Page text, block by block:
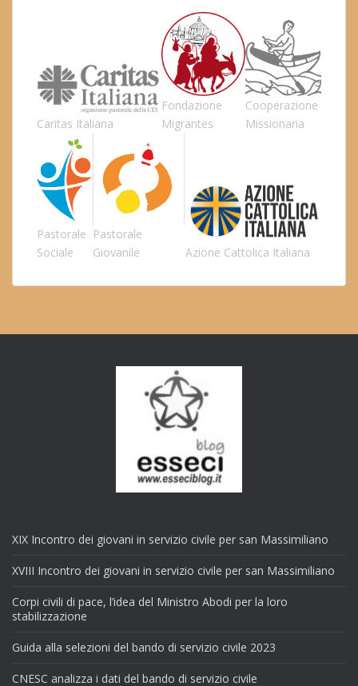
Caritas Italiana
Fondazione
Migrantes
Cooperazione
Missionaria
Pastorale
Sociale
Pastorale
Giovanile
Azione Cattolica Italiana
XIX Incontro dei giovani in servizio civile per san Massimiliano
XVIII Incontro dei giovani in servizio civile per san Massimiliano
Corpi civili di pace, l’idea del Ministro Abodi per la loro
stabilizzazione
Guida alla selezioni del bando di servizio civile 2023
CNESC analizza i dati del bando di servizio civile